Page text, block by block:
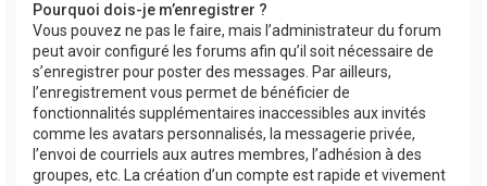
Pourquoi dois-je m’enregistrer ?
Vous pouvez ne pas le faire, mais l’administrateur du forum
peut avoir configuré les forums afin qu’il soit nécessaire de
s’enregistrer pour poster des messages. Par ailleurs,
l’enregistrement vous permet de bénéficier de
fonctionnalités supplémentaires inaccessibles aux invités
comme les avatars personnalisés, la messagerie privée,
l’envoi de courriels aux autres membres, l’adhésion à des
groupes, etc. La création d’un compte est rapide et vivement